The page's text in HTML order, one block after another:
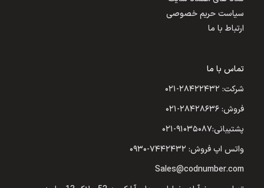
سیاست حریم خصوصی
ارتباط با ما
تماس با ما
شرکت: ۲۸۴۲۲۴۳۲-۰۲۱
فروش: ۲۸۴۲۸۶۳۶-۰۲۱
پشتیبانی:۹۱۰۳۵۰۸۷-۰۲۱
واتس اپ فروش: ۷۴۴۲۴۳۲-۰۹۳۰
Sales@codnumber.com